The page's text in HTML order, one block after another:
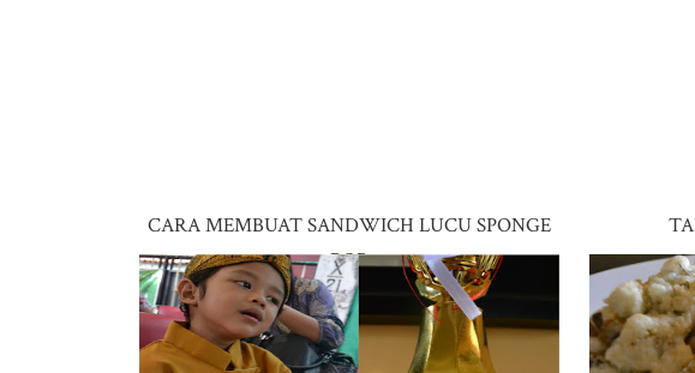
CARA MEMBUAT SANDWICH LUCU SPONGE
BOB